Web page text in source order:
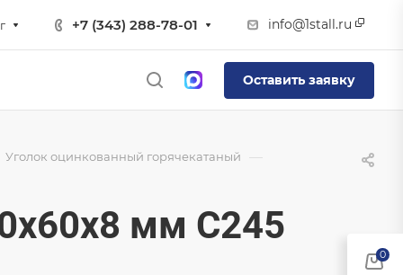
+7 (343) 288-78-01 info@1stall.ru
Оставить заявку
Уголок оцинкованный горячекатаный —
мм С245
0